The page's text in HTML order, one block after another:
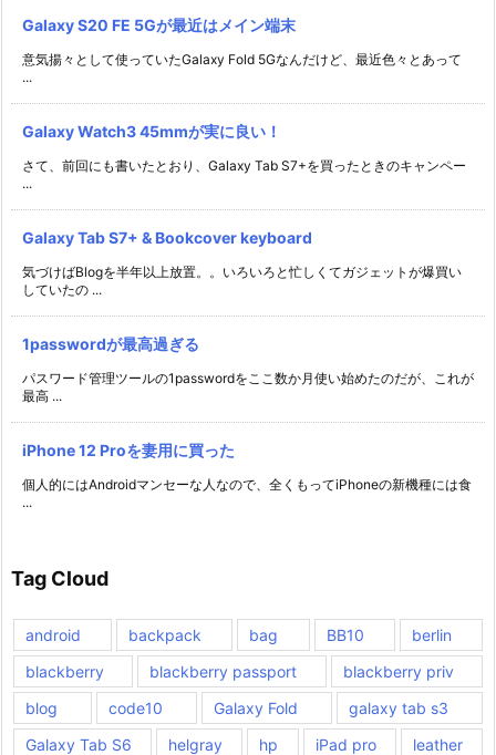
Galaxy S20 FE 5Gが最近はメイン端末
意気揚々として使っていたGalaxy Fold 5Gなんだけど、最近色々とあって
...
Galaxy Watch3 45mmが実に良い！
さて、前回にも書いたとおり、Galaxy Tab S7+を買ったときのキャンペー
...
Galaxy Tab S7+ & Bookcover keyboard
気づけばBlogを半年以上放置。。いろいろと忙しくてガジェットが爆買い
していたの ...
1passwordが最高過ぎる
パスワード管理ツールの1passwordをここ数か月使い始めたのだが、これが
最高 ...
iPhone 12 Proを妻用に買った
個人的にはAndroidマンセーな人なので、全くもってiPhoneの新機種には食
...
Tag Cloud
android backpack bag BB10
berlin
blackberry
blackberry passport
blackberry priv
blog
code10 Galaxy Fold
galaxy tab s3
Galaxy Tab S6
helgray hp iPad pro
leather